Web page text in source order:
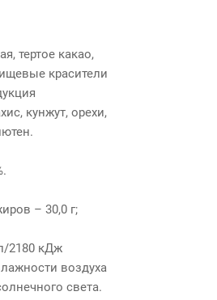
тертое какао,
красители
кунжут, орехи,
– 30,0 г;
2180 кДж
воздуха
света.